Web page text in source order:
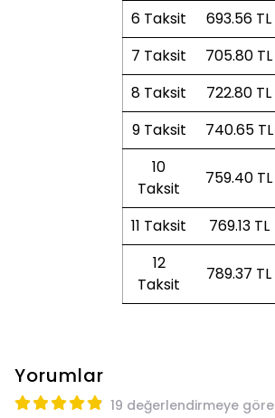
6 Taksit
693.56 TL
7 Taksit
705.80 TL
8 Taksit
722.80 TL
9 Taksit
740.65 TL
10
Taksit
759.40 TL
11 Taksit
769.13 TL
12
Taksit
789.37 TL
Yorumlar
19 değerlendirmeye göre